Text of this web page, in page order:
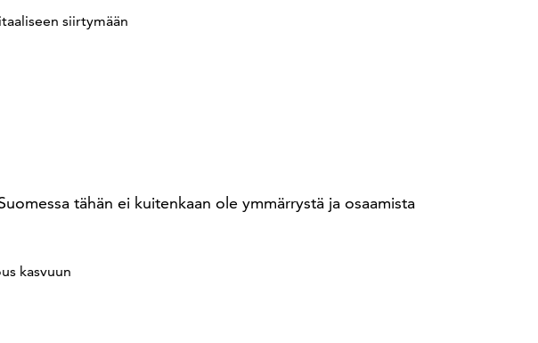
siirtymään
tähän ei kuitenkaan ole ymmärrystä ja osaamista
kasvuun